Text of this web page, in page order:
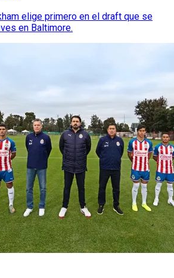
elige primero en el draft que se
en Baltimore.